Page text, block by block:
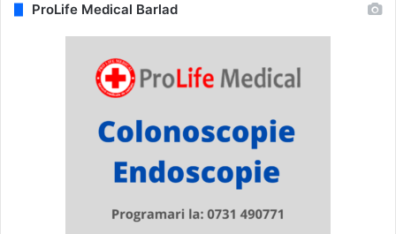
ProLife Medical Barlad